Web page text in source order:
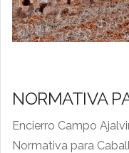
NORMATIVA
Encierro Campo
Normativa para